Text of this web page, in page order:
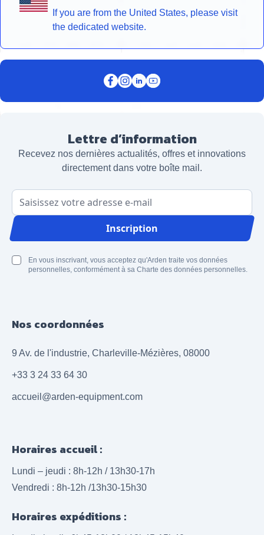
If you are from the United States, please visit
the dedicated website.
Lettre d’information
Recevez nos dernières actualités, offres et innovations
directement dans votre boîte mail.
Adresse email
Inscription
En vous inscrivant, vous acceptez qu'Arden traite vos données
personnelles, conformément à sa Charte des données personnelles.
Nos coordonnées
9 Av. de l'industrie, Charleville-Mézières, 08000
+33 3 24 33 64 30
accueil@arden-equipment.com
Horaires accueil :
Lundi – jeudi : 8h-12h / 13h30-17h
Vendredi : 8h-12h /13h30-15h30
Horaires expéditions :